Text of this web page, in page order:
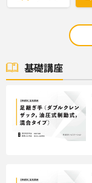
基礎講座